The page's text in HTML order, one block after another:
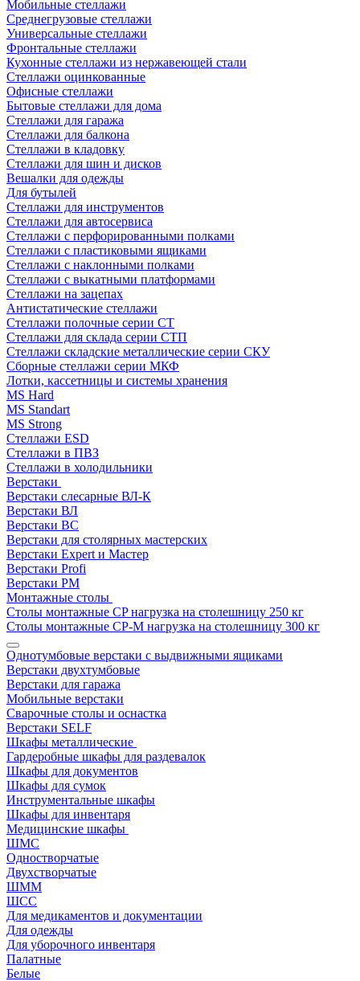
Мобильные стеллажи
Среднегрузовые стеллажи
Универсальные стеллажи
Фронтальные стеллажи
Кухонные стеллажи из нержавеющей стали
Стеллажи оцинкованные
Офисные стеллажи
Бытовые стеллажи для дома
Стеллажи для гаража
Стеллажи для балкона
Стеллажи в кладовку
Стеллажи для шин и дисков
Вешалки для одежды
Для бутылей
Стеллажи для инструментов
Стеллажи для автосервиса
Стеллажи с перфорированными полками
Стеллажи с пластиковыми ящиками
Стеллажи с наклонными полками
Стеллажи с выкатными платформами
Стеллажи на зацепах
Антистатические стеллажи
Стеллажи полочные серии СТ
Стеллажи для склада серии СТП
Стеллажи складские металлические серии СКУ
Сборные стеллажи серии МКФ
Лотки, кассетницы и системы хранения
MS Hard
MS Standart
MS Strong
Стеллажи ESD
Стеллажи в ПВЗ
Стеллажи в холодильники
Верстаки
Верстаки слесарные ВЛ-К
Верстаки ВЛ
Верстаки ВС
Верстаки для столярных мастерских
Верстаки Expert и Мастер
Верстаки Profi
Верстаки РМ
Монтажные столы
Столы монтажные СP нагрузка на столешницу 250 кг
Столы монтажные СР-М нагрузка на столешницу 300 кг
Однотумбовые верстаки с выдвижными ящиками
Верстаки двухтумбовые
Верстаки для гаража
Мобильные верстаки
Сварочные столы и оснастка
Верстаки SELF
Шкафы металлические
Гардеробные шкафы для раздевалок
Шкафы для документов
Шкафы для сумок
Инструментальные шкафы
Шкафы для инвентаря
Медицинские шкафы
ШМС
Одностворчатые
Двухстворчатые
ШММ
ШСС
Для медикаментов и документации
Для одежды
Для уборочного инвентаря
Палатные
Белые